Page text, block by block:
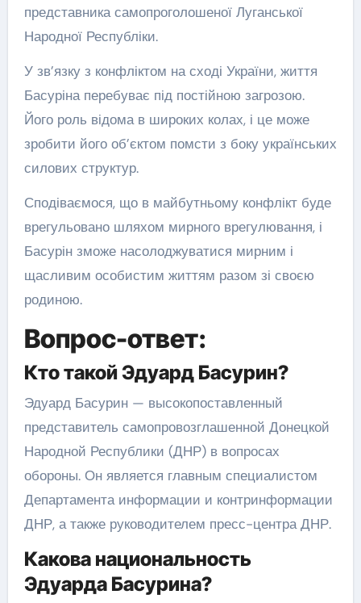
представника самопроголошеної Луганської
Народної Республіки.
У зв’язку з конфліктом на сході України, життя
Басуріна перебуває під постійною загрозою.
Його роль відома в широких колах, і це може
зробити його об’єктом помсти з боку українських
силових структур.
Сподіваємося, що в майбутньому конфлікт буде
врегульовано шляхом мирного врегулювання, і
Басурін зможе насолоджуватися мирним і
щасливим особистим життям разом зі своєю
родиною.
Вопрос-ответ:
Кто такой Эдуард Басурин?
Эдуард Басурин — высокопоставленный
представитель самопровозглашенной Донецкой
Народной Республики (ДНР) в вопросах
обороны. Он является главным специалистом
Департамента информации и контринформации
ДНР, а также руководителем пресс-центра ДНР.
Какова национальность
Эдуарда Басурина?